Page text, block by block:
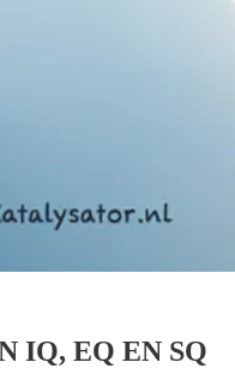
IQ, EQ EN SQ